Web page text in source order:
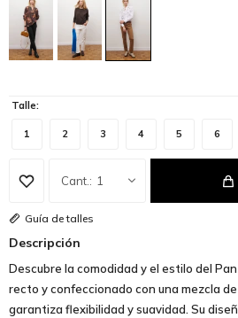
Talle:
1 2 3 4 5 6
1
Guía de talles
Descripción
Descubre la comodidad y el estilo del
recto y confeccionado con una mezcla
garantiza flexibilidad y suavidad. Su